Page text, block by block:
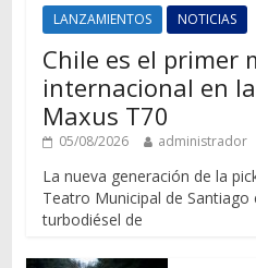
LANZAMIENTOS NOTICIAS
Chile es el primer
internacional en
Maxus T70
05/08/2026 administrador
La nueva generación de la
Teatro Municipal de
turbodiésel de